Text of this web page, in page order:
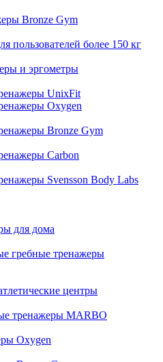
Bronze Gym
пользователей более 150 кг
и эргометры
UnixFit
Oxygen
Bronze Gym
Carbon
Svensson Body Labs
для дома
гребные тренажеры
центры
тренажеры MARBO
Oxygen